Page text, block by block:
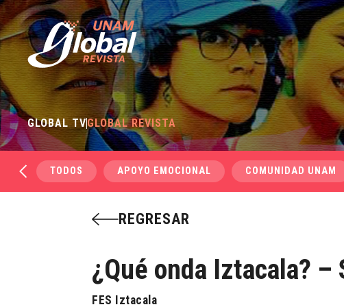
GLOBAL TVGLOBAL REVISTA
TODOS APOYO EMOCIONAL COMUNIDAD UNAM
REGRESAR
¿Qué onda Iztacala? –
FES Iztacala